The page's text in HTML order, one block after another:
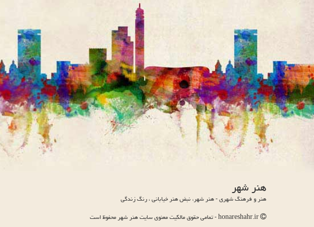
هنر شهر
هنر و فرهنگ شهری - هنر شهر، نبض هنر خیابانی ، رنگ زندگی